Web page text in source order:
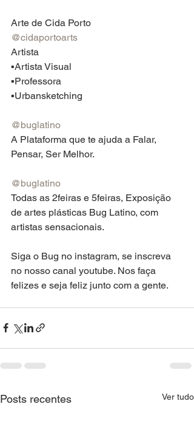
Arte de Cida Porto
@cidaportoarts
Artista
▪️Artista Visual
▪️Professora
▪️Urbansketching
@buglatino
A Plataforma que te ajuda a Falar,
Pensar, Ser Melhor.
@buglatino
Todas as 2feiras e 5feiras, Exposição
de artes plásticas Bug Latino, com
artistas sensacionais.
Siga o Bug no instagram, se inscreva
no nosso canal youtube. Nos faça
felizes e seja feliz junto com a gente.
Posts recentes Ver tudo